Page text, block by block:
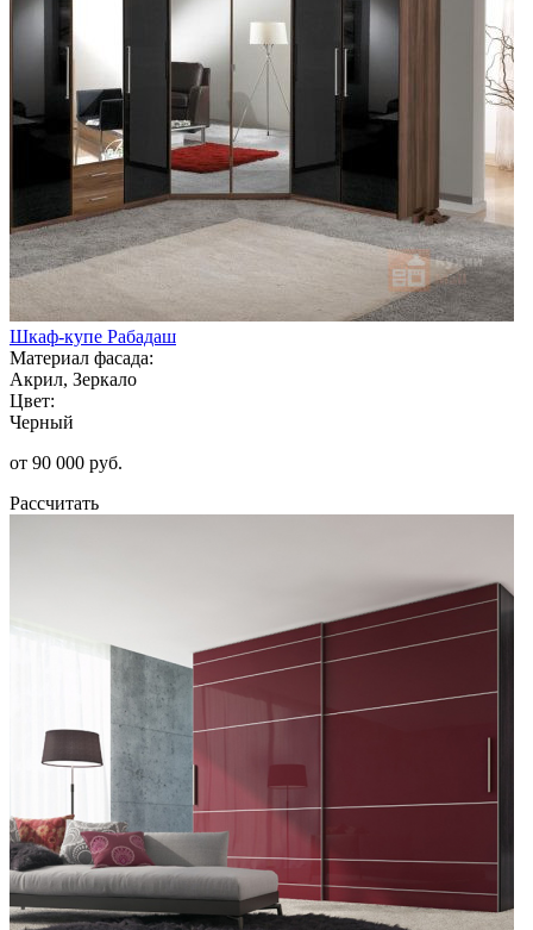
Шкаф-купе Рабадаш
Материал фасада:
Акрил, Зеркало
Цвет:
Черный
от 90 000 руб.
Рассчитать